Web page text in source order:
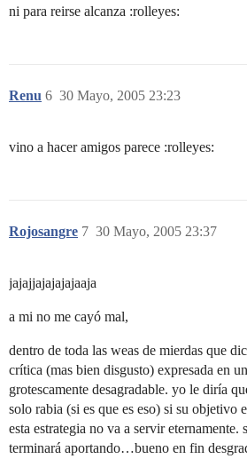
ni para reirse alcanza :rolleyes:
Renu 30 Mayo, 2005 23:23
6
vino a hacer amigos parece :rolleyes:
Rojosangre 30 Mayo, 2005 23:37
7
jajajjajajajajaaja
a mi no me cayó mal,
dentro de toda las weas de mierdas que
crítica (mas bien disgusto) expresada en
grotescamente desagradable. yo le diría
solo rabia (si es que es eso) si su objetivo
esta estrategia no va a servir eternamente.
terminará aportando…bueno en fin